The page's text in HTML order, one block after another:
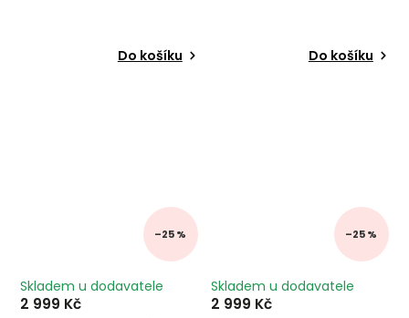
Do košíku Do košíku
–25 %
Skladem u dodavatele
2 999 Kč
–25 %
Skladem u dodavatele
2 999 Kč